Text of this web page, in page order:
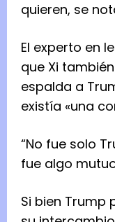
quieren, se
El experto en
que Xi
espalda a
existía «una
“No fue solo
fue algo
Si bien Trump